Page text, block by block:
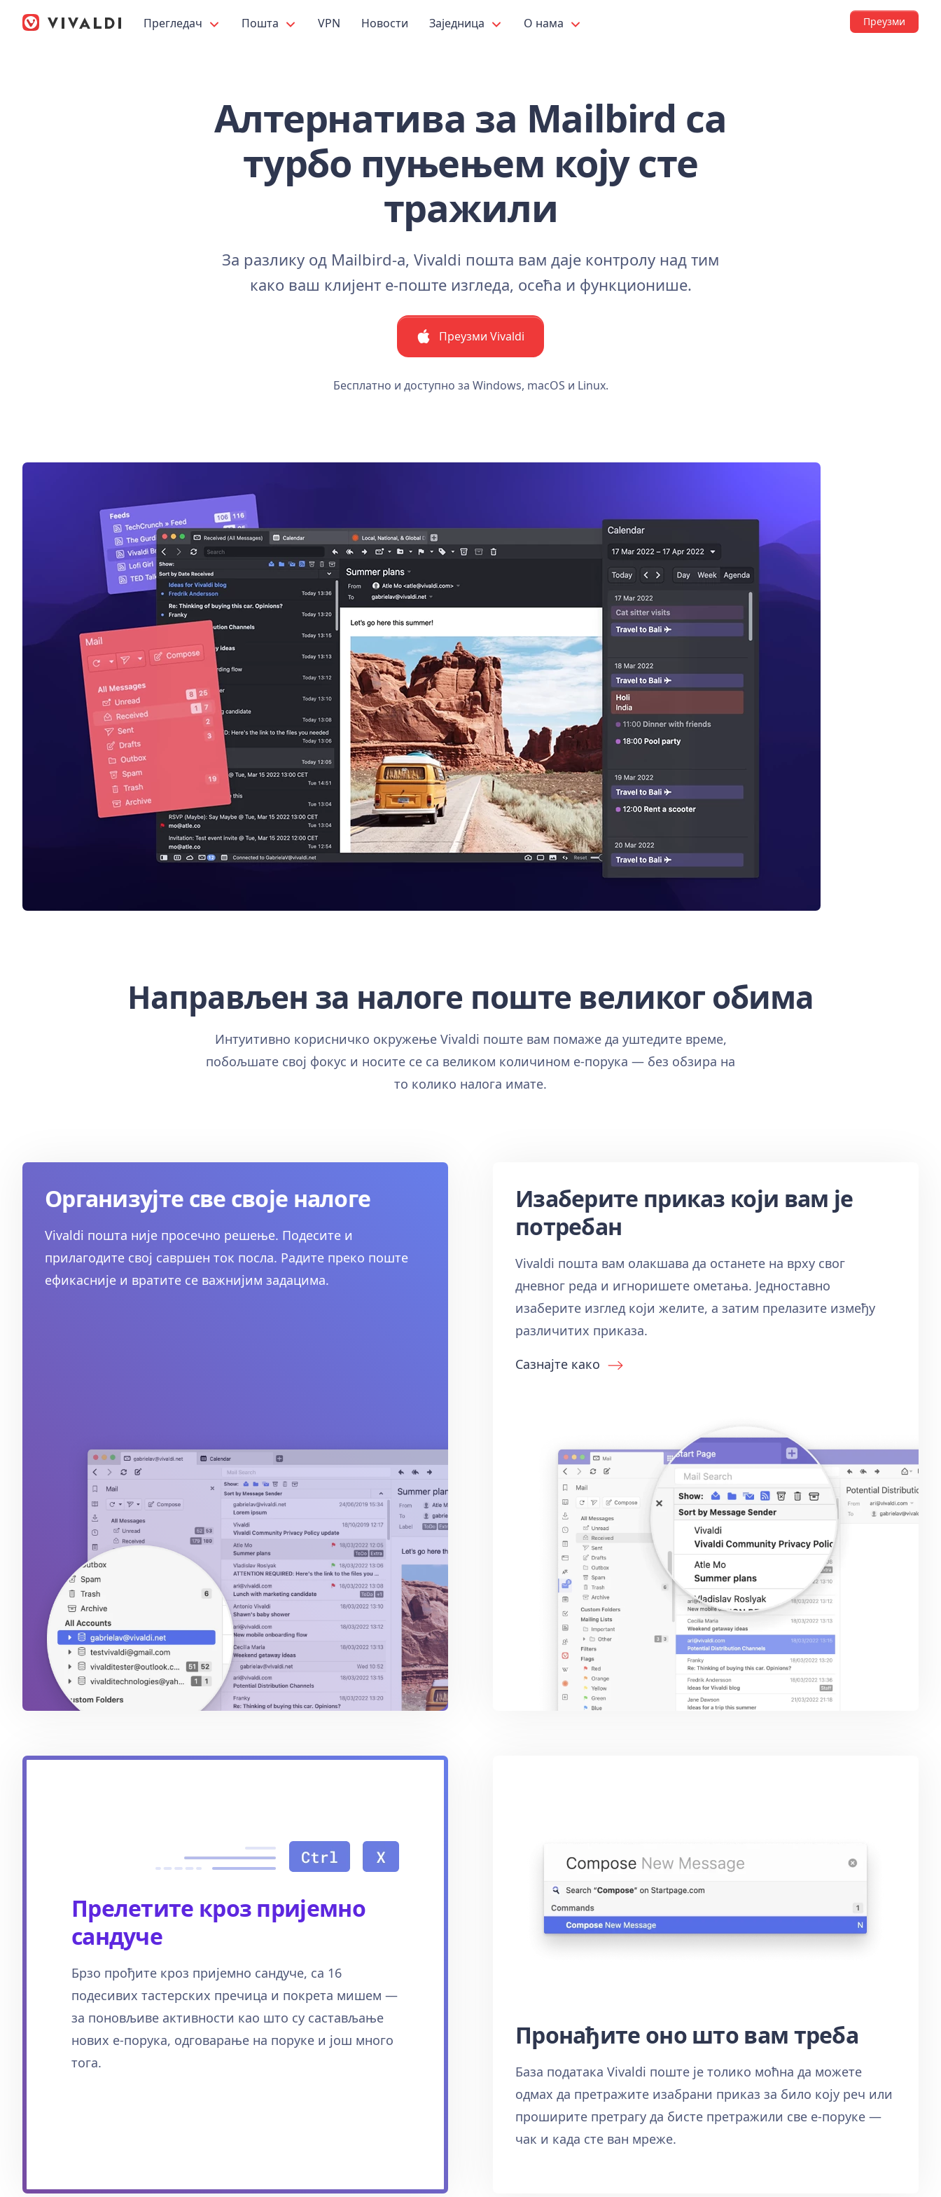
Прегледач Пошта VPN Новости Заједница О нама Преузми
Алтернатива за Mailbird са
турбо пуњењем коју сте
тражили
За разлику од Mailbird-а, Vivaldi пошта вам даје контролу над тим
како ваш клијент е-поште изгледа, осећа и функционише.
Преузми Vivaldi
Бесплатно и доступно за Windows, macOS и Linux.
Направљен за налоге поште великог обима
Интуитивно корисничко окружење Vivaldi поште вам помаже да уштедите време,
побољшате свој фокус и носите се са великом количином е-порука — без обзира на
то колико налога имате.
Организујте све своје налоге
Vivaldi пошта није просечно решење. Подесите и
прилагодите свој савршен ток посла. Радите преко поште
ефикасније и вратите се важнијим задацима.
Изаберите приказ који вам је
потребан
Vivaldi пошта вам олакшава да останете на врху свог
дневног реда и игноришете ометања. Једноставно
изаберите изглед који желите, а затим прелазите између
различитих приказа.
Сазнајте како
Прелетите кроз пријемно
сандуче
Брзо прођите кроз пријемно сандуче, са 16
подесивих тастерских пречица и покрета мишем —
за поновљиве активности као што су састављање
нових е-порука, одговарање на поруке и још много
тога.
Пронађите оно што вам треба
База података Vivaldi поште је толико моћна да можете
одмах да претражите изабрани приказ за било коју реч или
проширите претрагу да бисте претражили све е-поруке —
чак и када сте ван мреже.